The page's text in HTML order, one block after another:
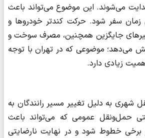
می‌شوند. این موضوع می‌تواند باعث
زمان سفر شود. حرکت کندتر خودروها و
جایگزین همچنین، مصرف سوخت و
می‌دهد؛ موضوعی که در تهران با توجه
زیادی دارد.
شهری به دلیل تغییر مسیر رانندگان به
حمل‌ونقل عمومی که می‌تواند باعث
برخی خطوط شود و در نهایت نارضایتی